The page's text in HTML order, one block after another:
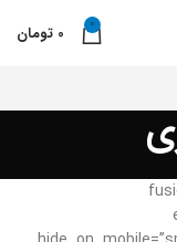
0
0 تومان